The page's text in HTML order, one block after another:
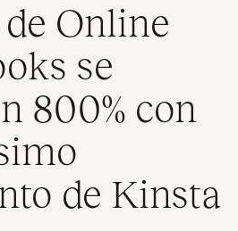
Online
se
800% con
de Kinsta